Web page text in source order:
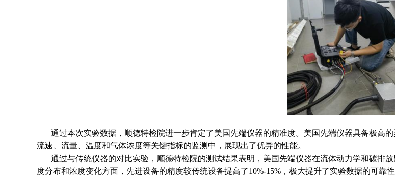
通过本次实验数据，顺德特检院进一步肯定了美国先端仪器的精准度。美国先端仪器具备极高
流速、流量、温度和气体浓度等关键指标的监测中，展现出了优异的性能。
通过与传统仪器的对比实验，顺德特检院的测试结果表明，美国先端仪器在流体动力学和碳排
度分布和浓度变化方面，先进设备的精度较传统设备提高了10%-15%，极大提升了实验数据的可靠性